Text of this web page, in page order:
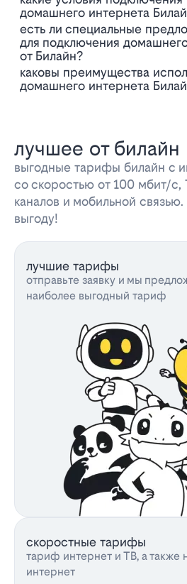
домашнего интернета
Есть ли специальные предложения
для подключения
от Билайн?
Каковы преимущества использования
домашнего интернета
лучшее от билайн
выгодные тарифы билайн с
со скоростью от 100 мбит/
каналов и мобильной
выгоду!
лучшие тарифы
отправьте заявку и мы
наиболее выгодный тариф
скоростные тарифы
тариф интернет и ТВ, а также
интернет